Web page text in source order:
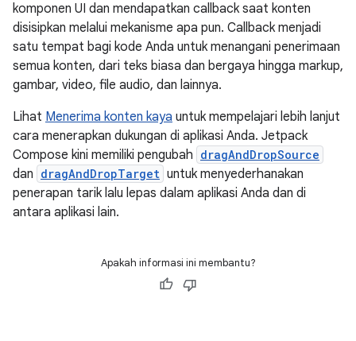
komponen UI dan mendapatkan callback saat konten
disisipkan melalui mekanisme apa pun. Callback menjadi
satu tempat bagi kode Anda untuk menangani penerimaan
semua konten, dari teks biasa dan bergaya hingga markup,
gambar, video, file audio, dan lainnya.
Lihat Menerima konten kaya untuk mempelajari lebih lanjut
cara menerapkan dukungan di aplikasi Anda. Jetpack
Compose kini memiliki pengubah dragAndDropSource
dan dragAndDropTarget untuk menyederhanakan
penerapan tarik lalu lepas dalam aplikasi Anda dan di
antara aplikasi lain.
Apakah informasi ini membantu?